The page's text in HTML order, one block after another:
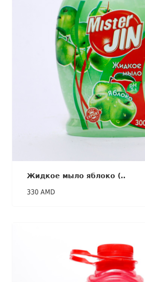
Жидкое мыло яблоко (..
330 AMD